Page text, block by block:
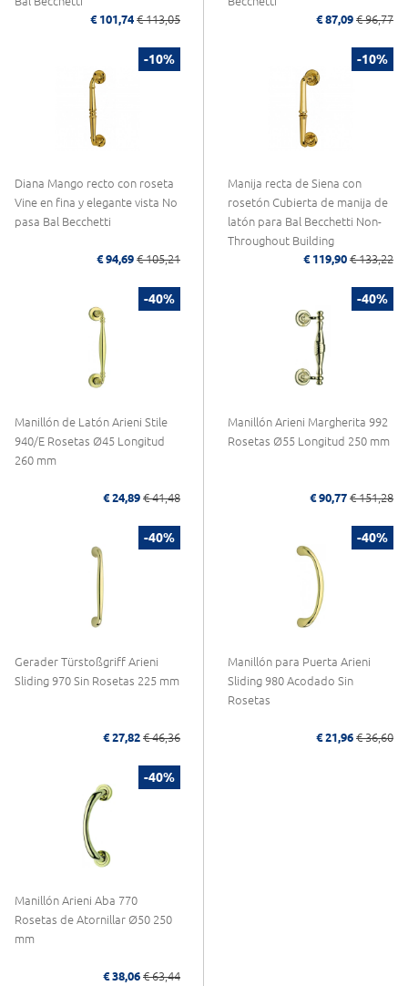
€ 101,74 € 113,05
€ 87,09 € 96,77
-10%
Diana Mango recto con roseta
Vine en fina y elegante vista No
pasa Bal Becchetti
€ 94,69 € 105,21
-10%
Manija recta de Siena con
rosetón Cubierta de manija de
latón para Bal Becchetti Non-
Throughout Building
€ 119,90 € 133,22
-40%
Manillón de Latón Arieni Stile
940/E Rosetas Ø45 Longitud
260 mm
€ 24,89 € 41,48
-40%
Manillón Arieni Margherita 992
Rosetas Ø55 Longitud 250 mm
€ 90,77 € 151,28
-40%
Gerader Türstoßgriff Arieni
Sliding 970 Sin Rosetas 225 mm
€ 27,82 € 46,36
-40%
Manillón para Puerta Arieni
Sliding 980 Acodado Sin
Rosetas
€ 21,96 € 36,60
-40%
Manillón Arieni Aba 770
Rosetas de Atornillar Ø50 250
mm
€ 38,06 € 63,44